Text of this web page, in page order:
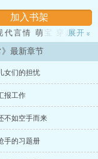
加入书架
代言情 萌宝 穿越
年代，没有电视，没
这里瓜太多，来不
：吃瓜，赚钱，养
展开 »
》最新章节
女们的担忧
报工作
不如空手而来
手的习题册